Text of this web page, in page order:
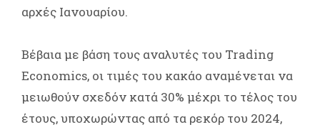
αρχές Ιανουαρίου.
Βέβαια με βάση τους αναλυτές του Trading
Economics, οι τιμές του κακάο αναμένεται να
μειωθούν σχεδόν κατά 30% μέχρι το τέλος του
έτους, υποχωρώντας από τα ρεκόρ του 2024,